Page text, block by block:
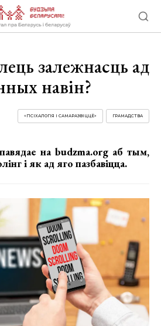
залежнасць ад
навін?
ГРАМАДСТВА
«ПСІХАЛОГІЯ І САМАРАЗВІЦЦЁ»
на budzma.org аб тым,
і як ад яго пазбавіцца.